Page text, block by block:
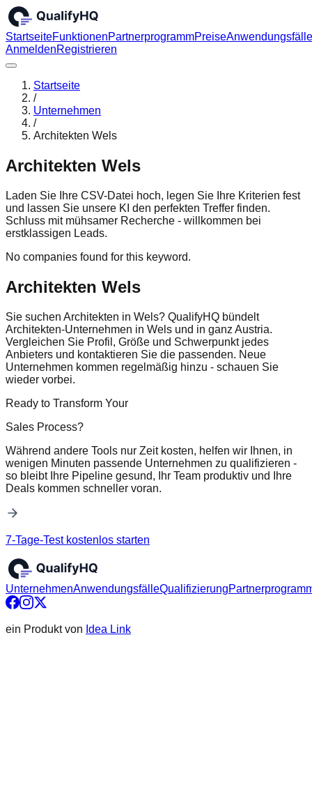
StartseiteFunktionenPartnerprogrammPreiseAnwendungsfälle
AnmeldenRegistrieren
Startseite
/
Unternehmen
/
Architekten Wels
Architekten Wels
Laden Sie Ihre CSV-Datei hoch, legen Sie Ihre Kriterien fest
und lassen Sie unsere KI den perfekten Treffer finden.
Schluss mit mühsamer Recherche - willkommen bei
erstklassigen Leads.
No companies found for this keyword.
Architekten Wels
Sie suchen Architekten in Wels? QualifyHQ bündelt
Architekten-Unternehmen in Wels und in ganz Austria.
Vergleichen Sie Profil, Größe und Schwerpunkt jedes
Anbieters und kontaktieren Sie die passenden. Neue
Unternehmen kommen regelmäßig hinzu - schauen Sie
wieder vorbei.
Ready to Transform Your
Sales Process?
Während andere Tools nur Zeit kosten, helfen wir Ihnen, in
wenigen Minuten passende Unternehmen zu qualifizieren -
so bleibt Ihre Pipeline gesund, Ihr Team produktiv und Ihre
Deals kommen schneller voran.
7-Tage-Test kostenlos starten
UnternehmenAnwendungsfälleQualifizierung
ein Produkt von Idea Link